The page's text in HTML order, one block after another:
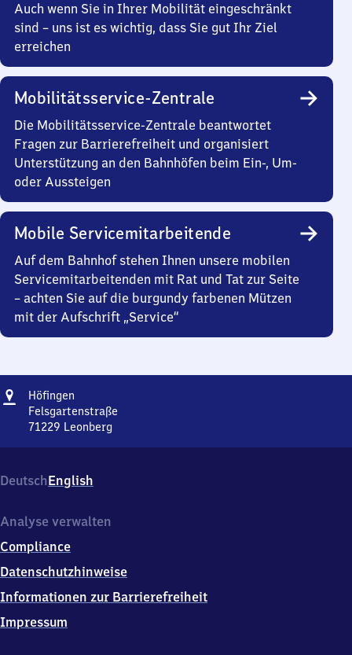
Auch wenn Sie in Ihrer Mobilität eingeschränkt
sind – uns ist es wichtig, dass Sie gut Ihr Ziel
erreichen
Mobilitätsservice-Zentrale
Die Mobilitätsservice-Zentrale beantwortet
Fragen zur Barrierefreiheit und organisiert
Unterstützung an den Bahnhöfen beim Ein-, Um-
oder Aussteigen
Mobile Servicemitarbeitende
Auf dem Bahnhof stehen Ihnen unsere mobilen
Servicemitarbeitenden mit Rat und Tat zur Seite
– achten Sie auf die burgundy farbenen Mützen
mit der Aufschrift „Service“
Adresse
Höfingen
Felsgartenstraße
71229 Leonberg
7
1
2
Leonberg
DeutschEnglish
Analyse verwalten
Compliance
Datenschutzhinweise
Informationen zur Barrierefreiheit
Impressum